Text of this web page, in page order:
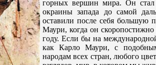
горных вершин мира. Он
окраины запада до самой
оставили после себя большую
Маури, когда он
году. Если бы на
как Карло Маури, с
народам всех стран, любого